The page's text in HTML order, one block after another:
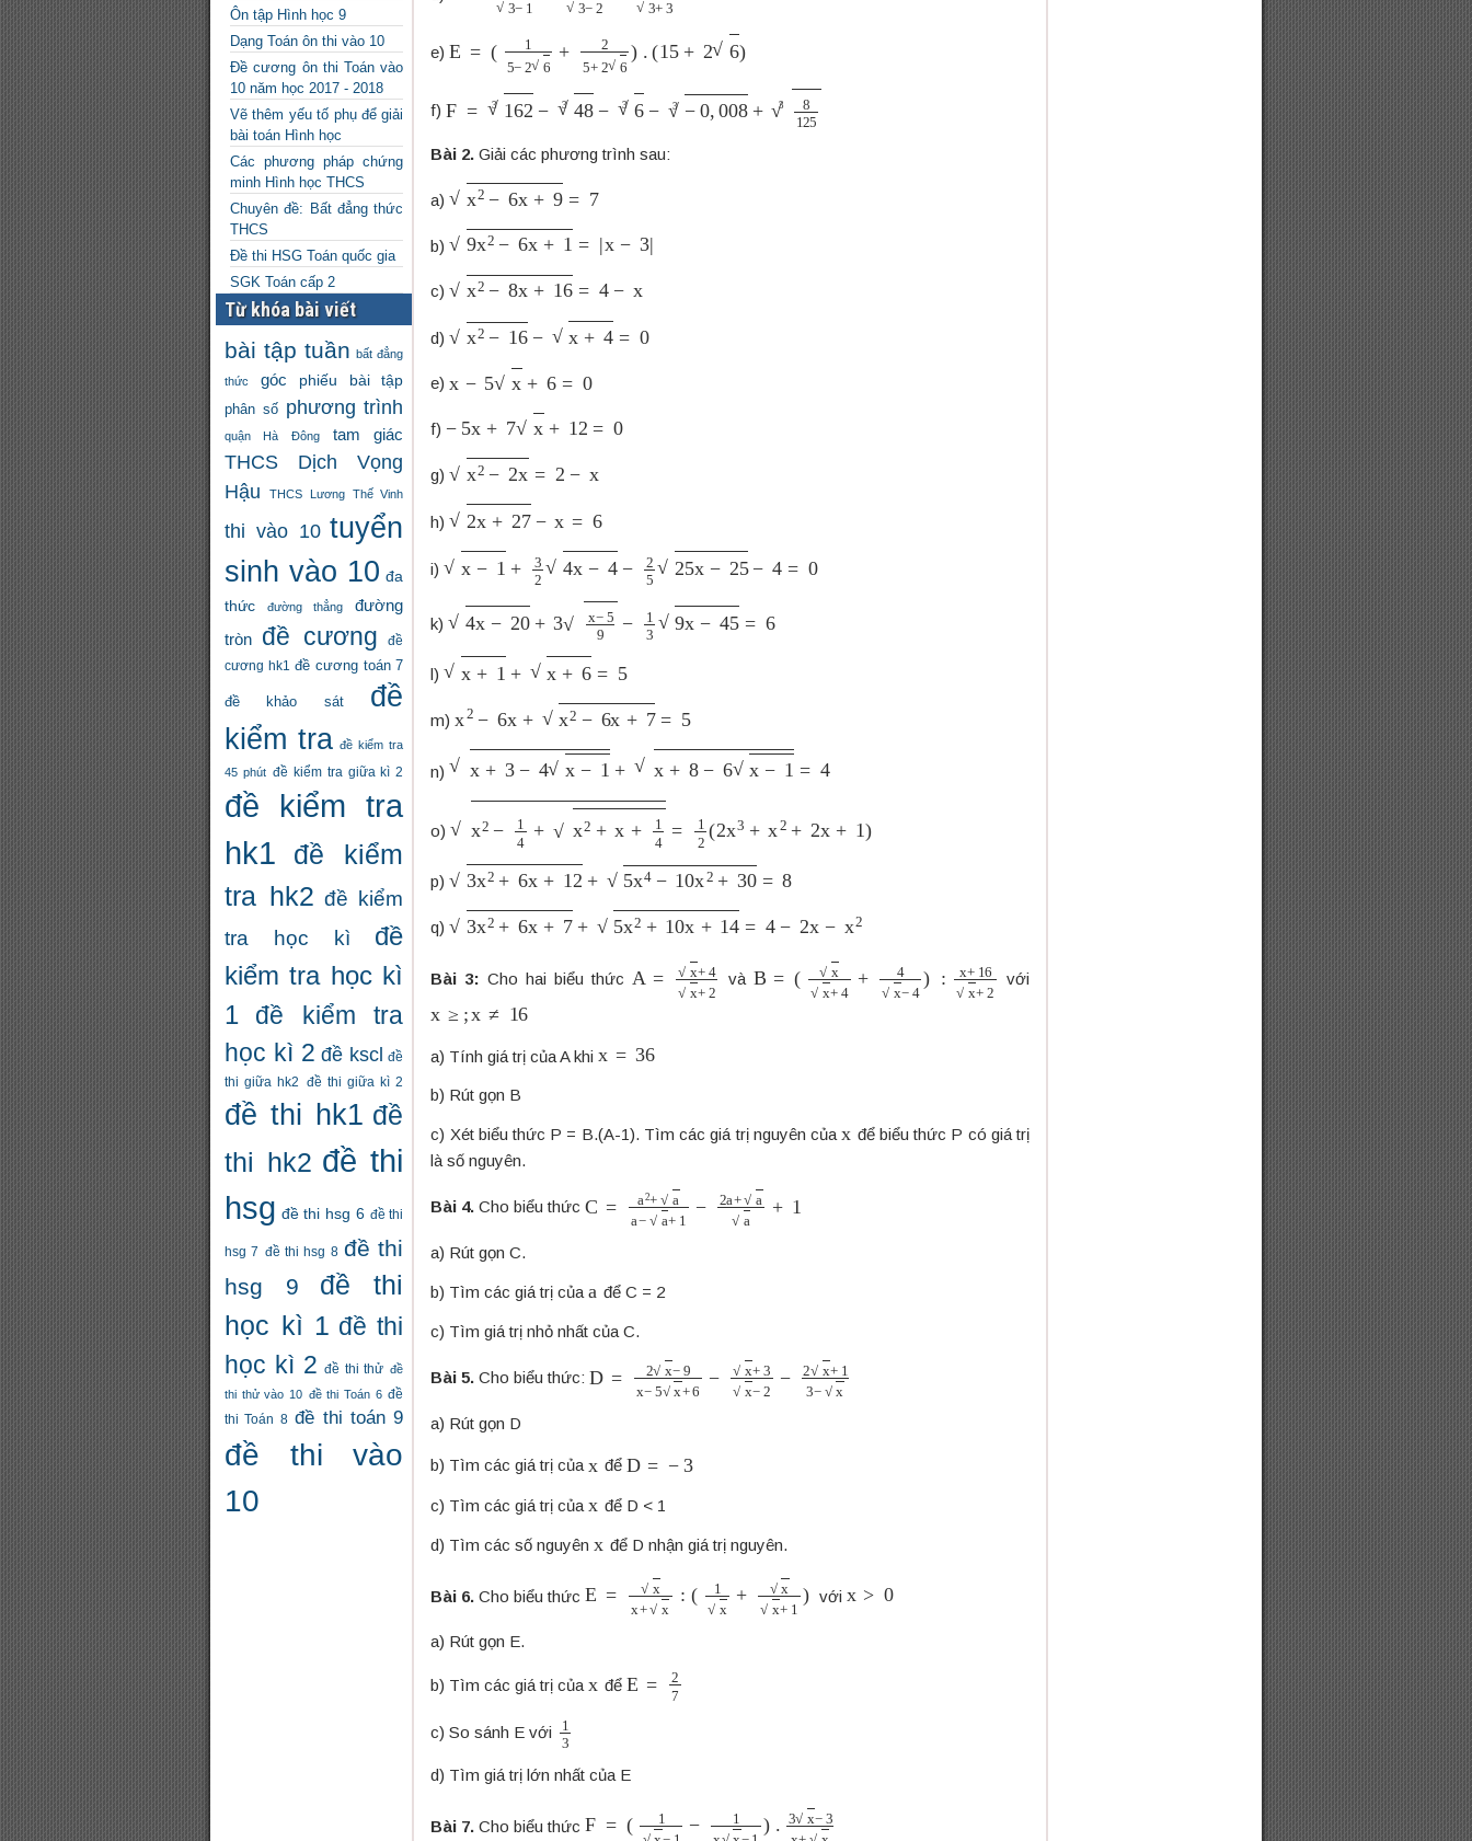
Ôn tập Hình học 9
Dạng Toán ôn thi vào 10
Đề cương ôn thi Toán vào
10 năm học 2017 - 2018
Vẽ thêm yếu tố phụ để giải
bài toán Hình học
Các phương pháp chứng
minh Hình học THCS
Chuyên đề: Bất đẳng thức
THCS
Đề thi HSG Toán quốc gia
SGK Toán cấp 2
Từ khóa bài viết
bài tập tuần bất đẳng
thức góc phiếu bài tập
phân số phương trình
quận Hà Đông tam giác
THCS Dịch Vọng
Hậu
THCS Lương Thế Vinh
thi vào 10 tuyển
sinh vào 10 đa
thức
đường thẳng
đường
tròn đề cương
đề
cương hk1
đề cương toán 7
đề khảo sát
đề
kiểm tra đề kiểm tra
45 phút đề kiểm tra giữa kì 2
đề kiểm tra
hk1
đề kiểm
tra hk2 đề kiểm
tra học kì
đề
kiểm tra học kì
1
đề kiểm tra
học kì 2 đề kscl đề
thi giữa hk2 đề thi giữa kì 2
đề thi hk1 đề
thi hk2 đề thi
hsg đề thi hsg 6 đề thi
hsg 7 đề thi hsg 8 đề thi
hsg 9
đề thi
học kì 1 đề thi
học kì 2 đề thi thử đề
thi thử vào 10 đề thi Toán 6 đề
thi Toán 8 đề thi toán 9
đề thi vào
10
e)E 5 6 6) 15 +2 6)
f)F 162 3−48 −63− 0,008 + 81253
Bài 2. Giải các phương trình sau:
a) x2−6x+9=7
b) 9 x2−6x+1=|x−
c) x2−8x+16=4−x
d) x2−16−x+ 0
e) x+6=
f) 5x 7 x+ 12 =
g) x2−2x=2−
h) 2 x+27−x=
i) x−1+32 − −2525x− 25− 4 =0
k) 4 x−20+3x − 59 − 139x 45 =6
l) x+1+x+ 5
m) 2 x −6x+7=5
n) x+ − x + x+8−6x − 1=
o) x2 −1 x + + 4 = 2 3 + 2x +1)
p) 3 x2+6x+12+5x4− 10x2+30=8
q) 3 x2+6x+7+5x2 + 10x+14=4−2x−x2
Bài 3: Cho hai biểu thức A +4x+2 và B x 4 + x 16 +2 với
a) Tính giá trị của A khi 36
b) Rút gọn B
c) Xét biểu thức P = B.(A-1). Tìm các giá trị nguyên của
để biểu thức P có giá trị
là số nguyên.
Bài 4. Cho biểu thứcC +aa−a −2a+a 1
a) Rút gọn C.
b) Tìm các giá trị của để C = 2
c) Tìm giá trị nhỏ nhất của C.
Bài 5. Cho biểu thức:D −9x−5 −x +3x −2 x+1
a) Rút gọn D
b) Tìm các giá trị của để D
c) Tìm các giá trị của để D < 1
d) Tìm các số nguyên để D nhận giá trị nguyên.
Bài 6. Cho biểu thứcE +x :( +x x+ ) với >
a) Rút gọn E.
b) Tìm các giá trị của để E 7
c) So sánh E với 1
d) Tìm giá trị lớn nhất của E
Bài 7. Cho biểu thứcF x − 3 −3 +x